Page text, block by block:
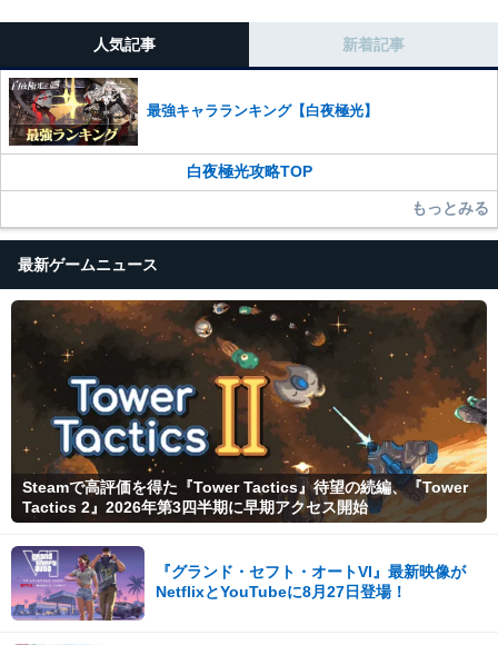
人気記事 新着記事
最強キャラランキング【白夜極光】
白夜極光攻略TOP
もっとみる
最新ゲームニュース
Steamで高評価を得た『Tower Tactics』待望の続編、『Tower
Tactics 2』2026年第3四半期に早期アクセス開始
『グランド・セフト・オートVI』最新映像が
NetflixとYouTubeに8月27日登場！